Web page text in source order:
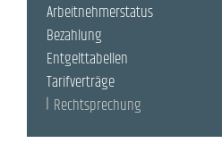
Arbeitnehmerstatus
Bezahlung
Entgelttabellen
Tarifverträge
Rechtsprechung